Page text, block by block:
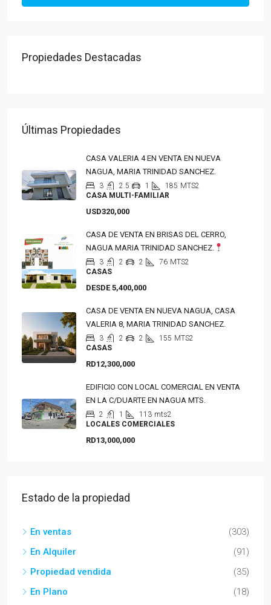
Propiedades Destacadas
Últimas Propiedades
CASA VALERIA 4 EN VENTA EN NUEVA
NAGUA, MARIA TRINIDAD SANCHEZ.
3 2.5 1 185 MTS2
CASA MULTI-FAMILIAR
USD320,000
CASA DE VENTA EN BRISAS DEL CERRO,
NAGUA MARIA TRINIDAD SANCHEZ.
3 2 2 76 MTS2
CASAS
DESDE 5,400,000
CASA DE VENTA EN NUEVA NAGUA, CASA
VALERIA 8, MARIA TRINIDAD SANCHEZ.
3 2 2 155 MTS2
CASAS
RD12,300,000
EDIFICIO CON LOCAL COMERCIAL EN VENTA
EN LA C/DUARTE EN NAGUA MTS.
2 1 113 mts2
LOCALES COMERCIALES
RD13,000,000
Estado de la propiedad
En ventas
(303)
En Alquiler
(91)
Propiedad vendida
(35)
En Plano
(18)